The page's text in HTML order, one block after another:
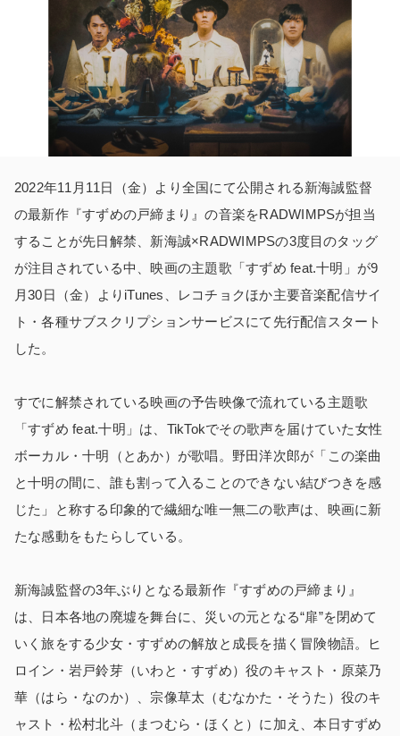
2022年11月11日（金）より全国にて公開される新海誠監督
の最新作『すずめの戸締まり』の音楽をRADWIMPSが担当
することが先日解禁、新海誠×RADWIMPSの3度目のタッグ
が注目されている中、映画の主題歌「すずめ feat.十明」が9
月30日（金）よりiTunes、レコチョクほか主要音楽配信サイ
ト・各種サブスクリプションサービスにて先行配信スタート
した。
すでに解禁されている映画の予告映像で流れている主題歌
「すずめ feat.十明」は、TikTokでその歌声を届けていた女性
ボーカル・十明（とあか）が歌唱。野田洋次郎が「この楽曲
と十明の間に、誰も割って入ることのできない結びつきを感
じた」と称する印象的で繊細な唯一無二の歌声は、映画に新
たな感動をもたらしている。
新海誠監督の3年ぶりとなる最新作『すずめの戸締まり』
は、日本各地の廃墟を舞台に、災いの元となる“扉”を閉めて
いく旅をする少女・すずめの解放と成長を描く冒険物語。ヒ
ロイン・岩戸鈴芽（いわと・すずめ）役のキャスト・原菜乃
華（はら・なのか）、宗像草太（むなかた・そうた）役のキ
ャスト・松村北斗（まつむら・ほくと）に加え、本日すずめ